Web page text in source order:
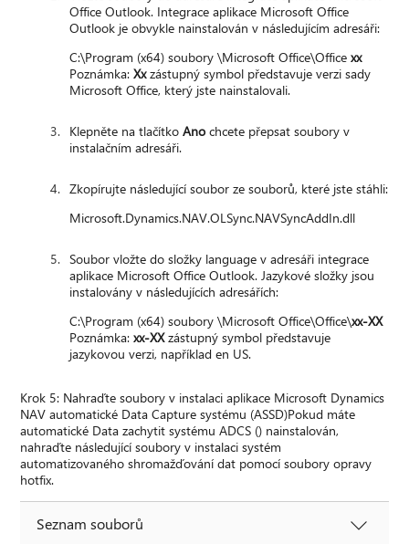
Office Outlook. Integrace aplikace Microsoft Office
Outlook je obvykle nainstalován v následujícím adresáři:
C:\Program (x64) soubory \Microsoft Office\Officexx
Poznámka:Xxzástupný symbol představuje verzi sady
Microsoft Office, který jste nainstalovali.
Klepněte na tlačítkoAno chcete přepsat soubory v
instalačním adresáři.
Zkopírujte následující soubor ze souborů, které jste stáhli:
Microsoft.Dynamics.NAV.OLSync.NAVSyncAddIn.dll
Soubor vložte do složky language v adresáři integrace
aplikace Microsoft Office Outlook. Jazykové složky jsou
instalovány v následujících adresářích:
C:\Program (x64) soubory \Microsoft Office\Office\xx-XX
Poznámka:xx-XXzástupný symbol představuje
jazykovou verzi, například en US.
Krok 5: Nahraďte soubory v instalaci aplikace Microsoft Dynamics
NAV automatické Data Capture systému (ASSD)Pokud máte
automatické Data zachytit systému ADCS () nainstalován,
nahraďte následující soubory v instalaci systém
automatizovaného shromažďování dat pomocí soubory opravy
hotfix.
Seznam souborů